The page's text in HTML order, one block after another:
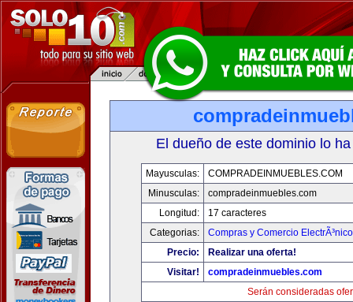
El dueño de este dominio lo
Mayusculas:
COMPRADEINMUEBLES.COM
Minusculas:
compradeinmuebles.com
Longitud:
17 caracteres
Categorias:
Compras y Comercio ElectrÃ³nico
Precio:
Realizar una oferta!
Visitar!
compradeinmuebles.com
Serán consideradas